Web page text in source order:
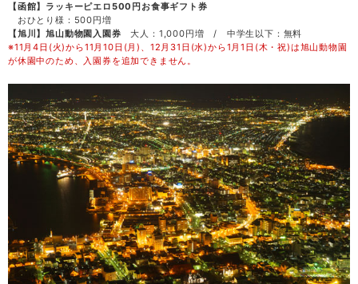
【函館】ラッキーピエロ500円お食事ギフト券
おひとり様：500円増
【旭川】旭山動物園入園券 大人：1,000円増 / 中学生以下：無料
※11月4日(火)から11月10日(月)、12月31日(水)から1月1日(木・祝)は旭山動物園
が休園中のため、入園券を追加できません。